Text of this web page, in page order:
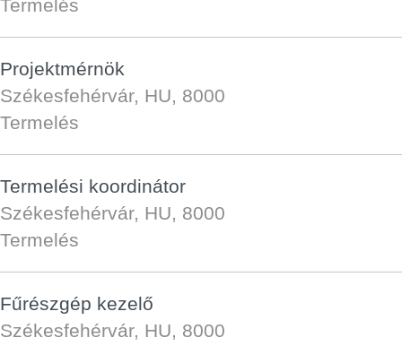
Termelés
Projektmérnök
Székesfehérvár, HU, 8000
Termelés
Termelési koordinátor
Székesfehérvár, HU, 8000
Termelés
Fűrészgép kezelő
Székesfehérvár, HU, 8000